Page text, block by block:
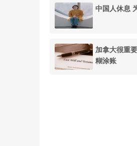
中国人休息
加拿大很重
糊涂账